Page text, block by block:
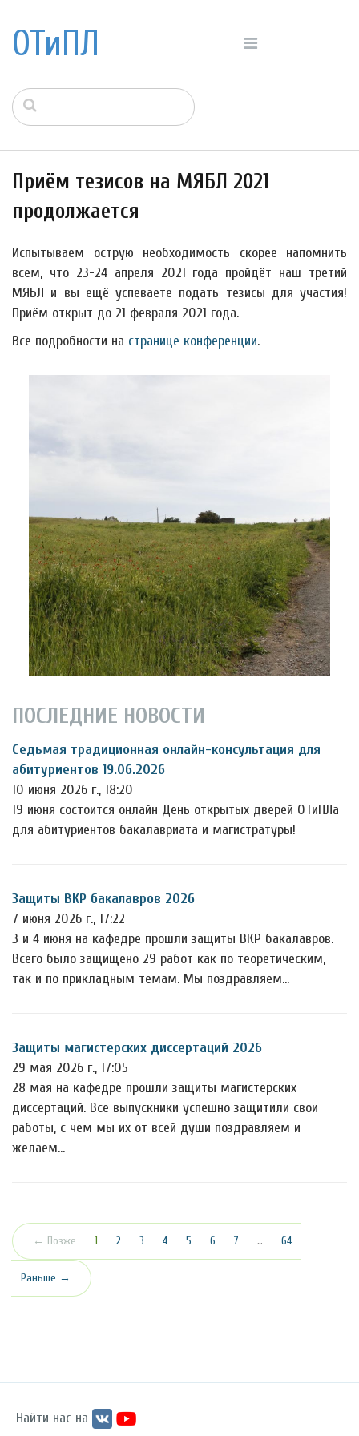
ОТиПЛ
Приём тезисов на МЯБЛ 2021
продолжается
Испытываем острую необходимость скорее напомнить
всем, что 23-24 апреля 2021 года пройдёт наш третий
МЯБЛ и вы ещё успеваете подать тезисы для участия!
Приём открыт до 21 февраля 2021 года.
Все подробности на странице конференции.
ПОСЛЕДНИЕ НОВОСТИ
Седьмая традиционная онлайн-консультация для
абитуриентов 19.06.2026
10 июня 2026 г., 18:20
19 июня состоится онлайн День открытых дверей ОТиПЛа
для абитуриентов бакалавриата и магистратуры!
Защиты ВКР бакалавров 2026
7 июня 2026 г., 17:22
3 и 4 июня на кафедре прошли защиты ВКР бакалавров.
Всего было защищено 29 работ как по теоретическим,
так и по прикладным темам. Мы поздравляем…
Защиты магистерских диссертаций 2026
29 мая 2026 г., 17:05
28 мая на кафедре прошли защиты магистерских
диссертаций. Все выпускники успешно защитили свои
работы, с чем мы их от всей души поздравляем и
желаем…
← Позже 1 (текущая)
2 3 4 5 6 7 … 64
Раньше →
Найти нас на